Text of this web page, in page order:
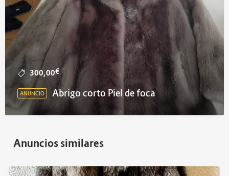
300,00€
ANUNCIO Abrigo corto Piel de foca
Anuncios similares